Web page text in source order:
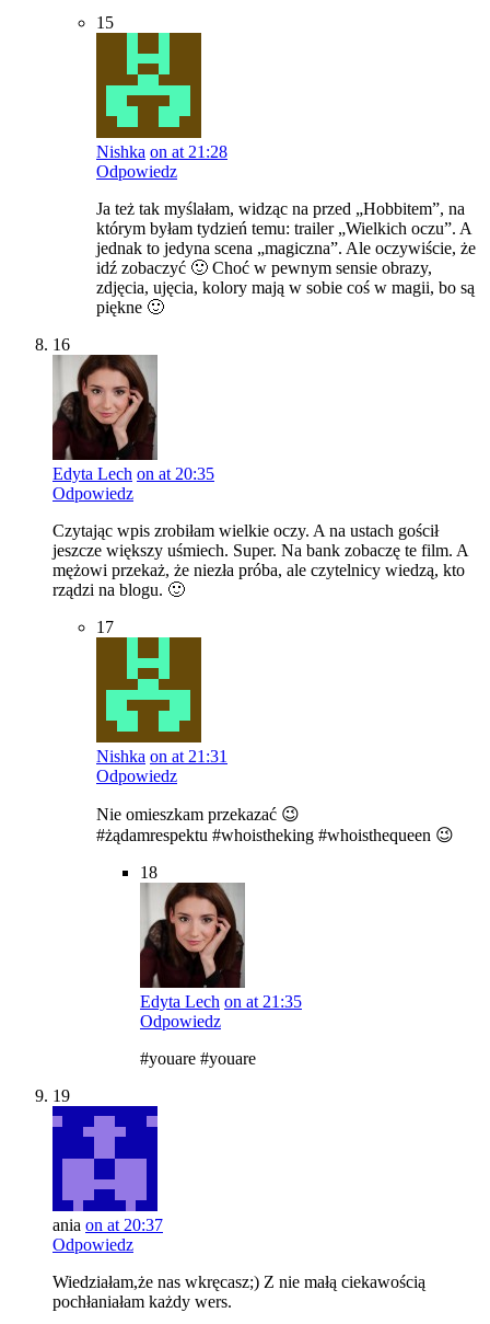
15
Nishka on at 21:28
Odpowiedz
Ja też tak myślałam, widząc na przed „Hobbitem”, na
którym byłam tydzień temu: trailer „Wielkich oczu”. A
jednak to jedyna scena „magiczna”. Ale oczywiście, że
idź zobaczyć 🙂 Choć w pewnym sensie obrazy,
zdjęcia, ujęcia, kolory mają w sobie coś w magii, bo są
piękne 🙂
16
Edyta Lech on at 20:35
Odpowiedz
Czytając wpis zrobiłam wielkie oczy. A na ustach gościł
jeszcze większy uśmiech. Super. Na bank zobaczę te film. A
mężowi przekaż, że niezła próba, ale czytelnicy wiedzą, kto
rządzi na blogu. 🙂
17
Nishka on at 21:31
Odpowiedz
Nie omieszkam przekazać 😉
#żądamrespektu #whoistheking #whoisthequeen 😉
18
Edyta Lech on at 21:35
Odpowiedz
#youare #youare
19
ania on at 20:37
Odpowiedz
Wiedziałam,że nas wkręcasz;) Z nie małą ciekawością
pochłaniałam każdy wers.